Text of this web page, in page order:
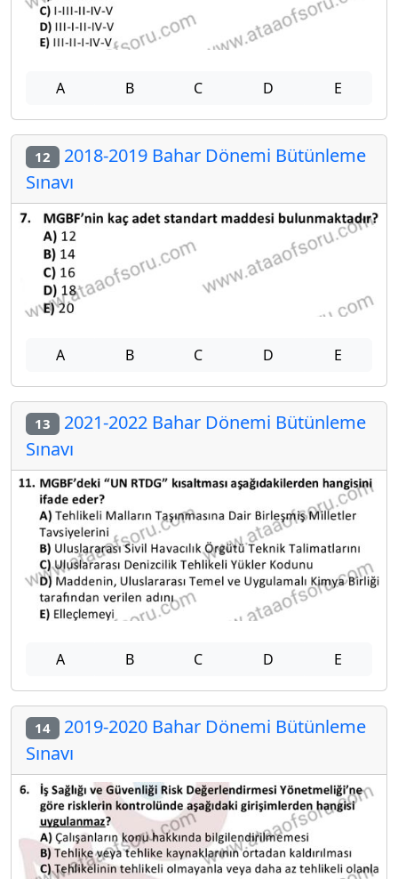
A B C D E
12 2018-2019 Bahar Dönemi Bütünleme
Sınavı
A B C D E
13 2021-2022 Bahar Dönemi Bütünleme
Sınavı
A B C D E
14 2019-2020 Bahar Dönemi Bütünleme
Sınavı